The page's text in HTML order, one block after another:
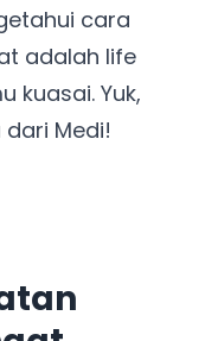
cara
adalah life
kuasai. Yuk,
Medi!